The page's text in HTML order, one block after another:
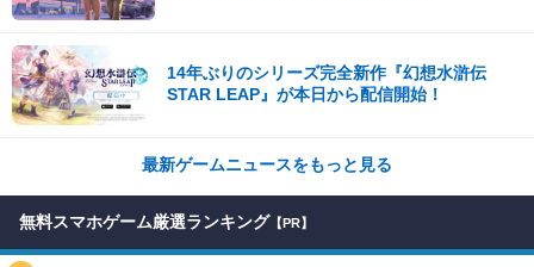
14年ぶりのシリーズ完全新作『幻想水滸伝
STAR LEAP』が本日から配信開始！
最新ゲームニュースをもっと見る
無料スマホゲーム厳選ランキング 【PR】